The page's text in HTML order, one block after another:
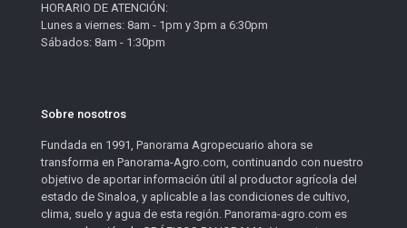
HORARIO DE ATENCIÓN:
Lunes a viernes: 8am - 1pm y 3pm a 6:30pm
Sábados: 8am - 1:30pm
Sobre nosotros
Fundada en 1991, Panorama Agropecuario ahora se
transforma en Panorama-Agro.com, continuando con nuestro
objetivo de aportar información útil al productor agrícola del
estado de Sinaloa, y aplicable a las condiciones de cultivo,
clima, suelo y agua de esta región. Panorama-agro.com es